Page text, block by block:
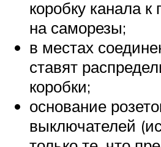
коробку канала к
на саморезы;
в местах
ставят
коробки;
основание
выключателей